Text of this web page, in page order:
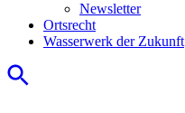
Newsletter
Ortsrecht
Wasserwerk der Zukunft